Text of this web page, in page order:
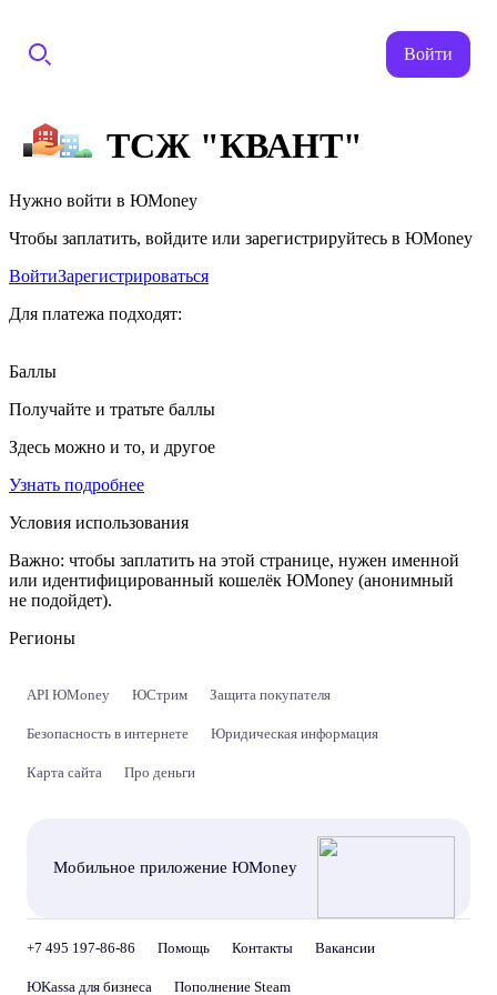
Войти
ТСЖ "КВАНТ"
Нужно войти в ЮMoney
Чтобы заплатить, войдите или зарегистрируйтесь в ЮMoney
ВойтиЗарегистрироваться
Для платежа подходят:
Баллы
Получайте и тратьте баллы
Здесь можно и то, и другое
Узнать подробнее
Условия использования
Важно: чтобы заплатить на этой странице, нужен именной
или идентифицированный кошелёк ЮMoney (анонимный
не подойдет).
Регионы
API ЮMoney ЮСтрим Защита покупателя
Безопасность в интернете Юридическая информация
Карта сайта Про деньги
Мобильное приложение ЮMoney
+7 495 197-86-86 Помощь Контакты Вакансии
ЮKassa для бизнеса Пополнение Steam